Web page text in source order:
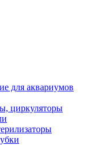
для аквариумов
циркуляторы